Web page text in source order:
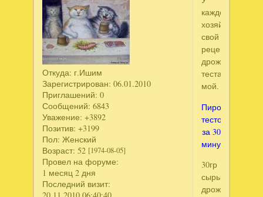
Откуда: г.Ишим
Зарегистрирован: 06.01.2010
Приглашений: 0
Сообщений: 6843
Уважение: +3892
Позитив: +3199
Пол: Женский
Возраст: 52 [1974-08-05]
Провел на форуме:
1 месяц 2 дня
Последний визит:
20.11.2010 06:40:40
каждой
хозяйки
свой
рецепт
дрожжевого
теста.Вот
мой.
Пирожковое
тесто
за 30
минут
30гр
сырых
дрожжей(сухие